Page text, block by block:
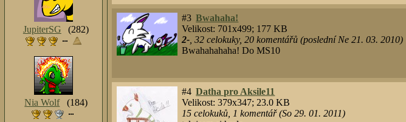
#3 Bwahaha!
Velikost: 701x499; 177 KB
2- ,32 celokuky,20 komentářů (poslední Ne 21. 03. 2010)
Bwahahahaha! Do MS10
#4 Datha pro Aksile11
Velikost: 379x347; 23.0 KB
15 celokuků 1 komentář (So 29. 01. 2011)
JupiterSG (282)
Nia Wolf (184)